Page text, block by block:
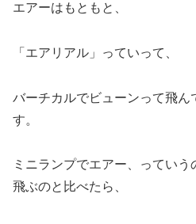
エアーはもともと、
「エアリアル」っていって、
バーチカルでビューンって飛
す。
ミニランプでエアー、ってい
飛ぶのと比べたら、